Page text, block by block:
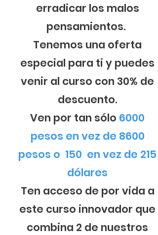
erradicar los malos
pensamientos.
Tenemos una oferta
especial para ti y puedes
venir al curso con 30% de
descuento.
Ven por tan sólo 6000
pesos en vez de 8600
pesos o 150 en vez de 215
dólares
Ten acceso de por vida a
este curso innovador que
combina 2 de nuestros